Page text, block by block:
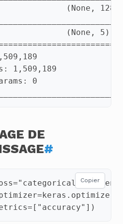
DE
#
=
=keras . optimizers
= [ "accuracy" ])
Copier